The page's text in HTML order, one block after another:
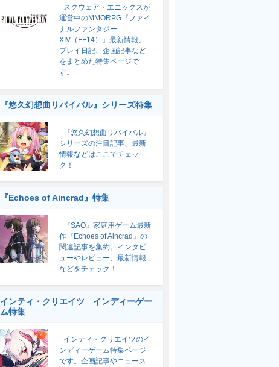
スクウェア・エニックスが
運営中のMMORPG『ファイ
ナルファンタジー
XIV（FF14）』最新情報、
プレイ日記、企画記事など
をまとめた特集ページで
す。
『悠久幻想曲リバイバル』シリーズ特集
『悠久幻想曲リバイバル』
シリーズの注目記事、最新
情報などはここでチェッ
ク！
『Echoes of Aincrad』特集
『SAO』家庭用ゲーム最新
作『Echoes of Aincrad』の
関連記事を集約。インタビ
ューやレビュー、最新情報
などをチェック！
インティ・クリエイツ インディーゲー
ム特集
インティ・クリエイツのイ
ンディーゲーム特集ページ
です。企画記事やニュース